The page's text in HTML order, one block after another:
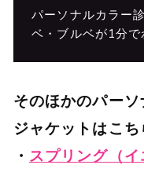
パーソナルカラー
ベ・ブルベが1分で
そのほかのパー
ジャケットはこち
・ スプリング（